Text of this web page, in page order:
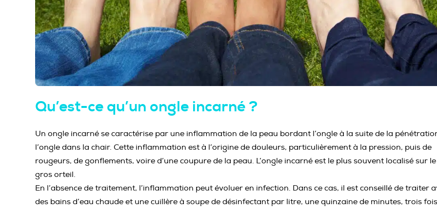
Qu’est-ce qu’un ongle incarné ?
Un ongle incarné se caractérise par une inflammation de la peau bordant l’ongle à la suite de la
l’ongle dans la chair. Cette inflammation est à l’origine de douleurs, particulièrement à la pression, puis de
rougeurs, de gonflements, voire d’une coupure de la peau. L’ongle incarné est le plus souvent localisé sur le
gros orteil.
En l’absence de traitement, l’inflammation peut évoluer en infection. Dans ce cas, il est conseillé de traiter
des bains d’eau chaude et une cuillère à soupe de désinfectant par litre, une quinzaine de minutes, trois fois